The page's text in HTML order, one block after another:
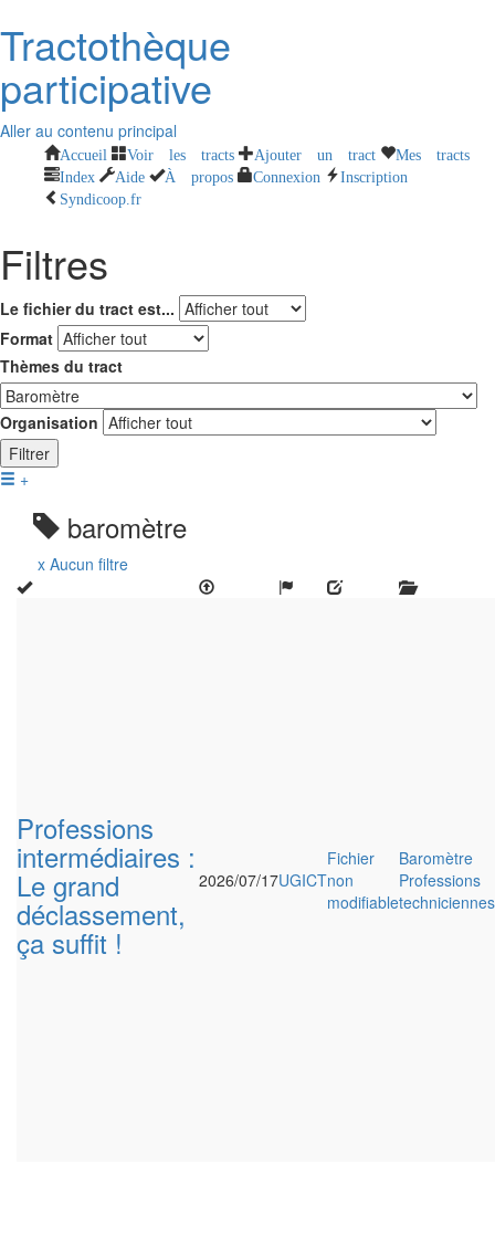
Tractothèque
participative
Aller au contenu principal
Accueil Voir les tracts Ajouter un tract
Mes tracts
Index
Aide À propos Connexion
Inscription
Syndicoop.fr
Filtres
Le fichier du tract est...
Format
Thèmes du tract
Organisation
Filtrer
+
baromètre
x Aucun filtre
Professions
intermédiaires :
Le grand
déclassement,
ça suffit !
2026/07/17UGICT
Fichier
non
modifiable
Baromètre
Professions
techniciennes